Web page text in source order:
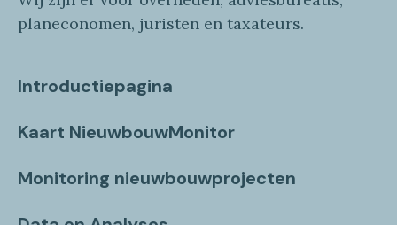
planeconomen, juristen en taxateurs.
Introductiepagina
Kaart NieuwbouwMonitor
Monitoring nieuwbouwprojecten